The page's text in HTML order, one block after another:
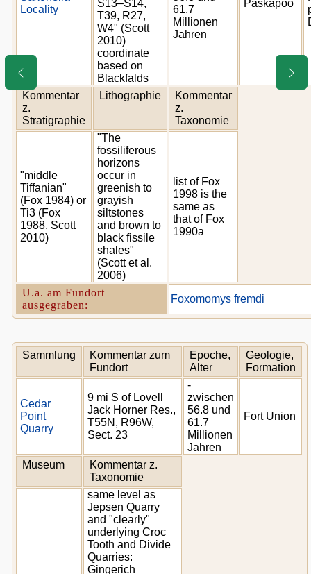
Locality
S13–S14,
T39, R27,
W4" (Scott
2010)
coordinate
based on
Blackfalds
61.7
Millionen
Jahren
Paskapoo
Kommentar
z.
Stratigraphie
Lithographie
Kommentar
z.
Taxonomie
"middle
Tiffanian"
(Fox 1984) or
Ti3 (Fox
1988, Scott
2010)
"The
fossiliferous
horizons
occur in
greenish to
grayish
siltstones
and brown to
black fissile
shales"
(Scott et al.
2006)
list of Fox
1998 is the
same as
that of Fox
1990a
U.a. am Fundort
ausgegraben:
Foxomomys fremdi
Sammlung
Kommentar zum
Fundort
Epoche,
Alter
Geologie,
Formation
Cedar
Point
Quarry
9 mi S of Lovell
Jack Horner Res.,
T55N, R96W,
Sect. 23
-
zwischen
56.8 und
61.7
Millionen
Jahren
Fort Union
Museum
Kommentar z.
Taxonomie
same level as
Jepsen Quarry
and "clearly"
underlying Croc
Tooth and Divide
Quarries:
Gingerich